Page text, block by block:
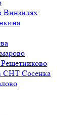
Винзилях
СНТ Сосенка